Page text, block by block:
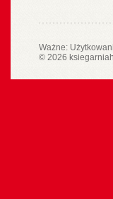
Ważne:
© 2026